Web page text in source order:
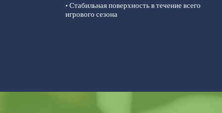
• Стабильная поверхность в течение всего
игрового сезона